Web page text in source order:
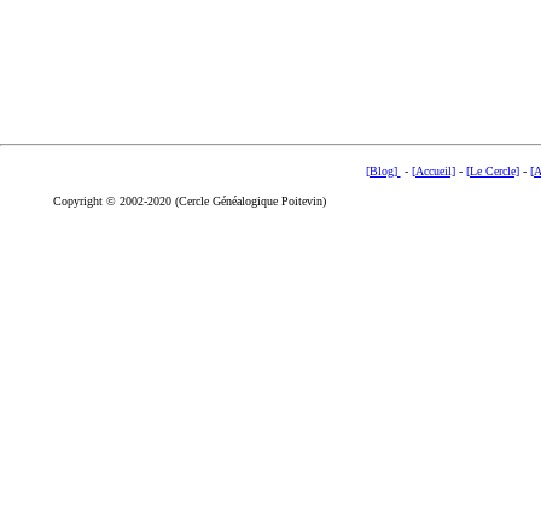
[Blog] - [Accueil]- [Le Cercle]-
Copyright © 2002-2020 (Cercle Généalogique Poitevin)